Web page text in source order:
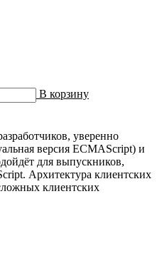
В корзину
уверенно
версия ECMAScript) и
для выпускников,
Архитектура клиентских
клиентских